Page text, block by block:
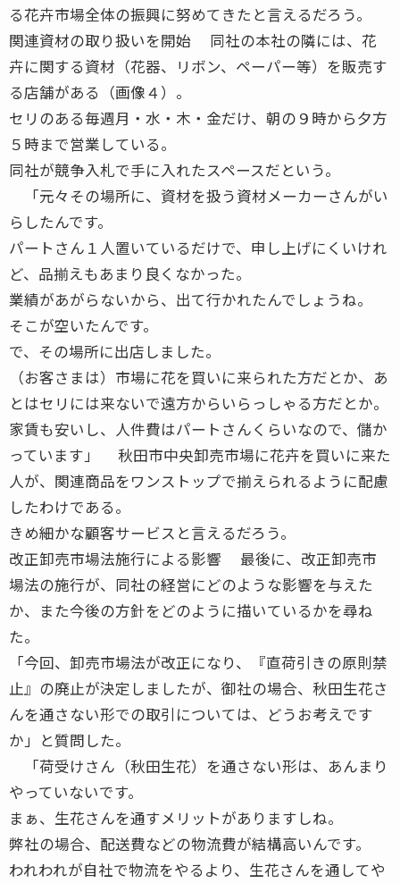
る花卉市場全体の振興に努めてきたと言えるだろう。
関連資材の取り扱いを開始 同社の本社の隣には、花
卉に関する資材（花器、リボン、ペーパー等）を販売す
る店舗がある（画像４）。
セリのある毎週月・水・木・金だけ、朝の９時から夕方
５時まで営業している。
同社が競争入札で手に入れたスペースだという。
「元々その場所に、資材を扱う資材メーカーさんがい
らしたんです。
パートさん１人置いているだけで、申し上げにくいけれ
ど、品揃えもあまり良くなかった。
業績があがらないから、出て行かれたんでしょうね。
そこが空いたんです。
で、その場所に出店しました。
（お客さまは）市場に花を買いに来られた方だとか、あ
とはセリには来ないで遠方からいらっしゃる方だとか。
家賃も安いし、人件費はパートさんくらいなので、儲か
っています」 秋田市中央卸売市場に花卉を買いに来た
人が、関連商品をワンストップで揃えられるように配慮
したわけである。
きめ細かな顧客サービスと言えるだろう。
改正卸売市場法施行による影響 最後に、改正卸売市
場法の施行が、同社の経営にどのような影響を与えた
か、また今後の方針をどのように描いているかを尋ね
た。
「今回、卸売市場法が改正になり、『直荷引きの原則禁
止』の廃止が決定しましたが、御社の場合、秋田生花さ
んを通さない形での取引については、どうお考えです
か」と質問した。
「荷受けさん（秋田生花）を通さない形は、あんまり
やっていないです。
まぁ、生花さんを通すメリットがありますしね。
弊社の場合、配送費などの物流費が結構高いんです。
われわれが自社で物流をやるより、生花さんを通してや